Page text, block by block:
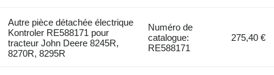
Autre pièce détachée électrique
Kontroler RE588171 pour
tracteur John Deere 8245R,
8270R, 8295R
Numéro de
catalogue:
RE588171
275,40 €